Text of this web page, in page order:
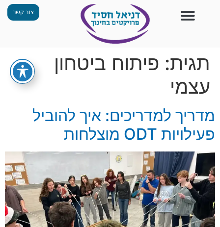
צור קשר
תגית: פיתוח ביטחון
עצמי
מדריך למדריכים: איך להוביל
פעילויות ODT מוצלחות